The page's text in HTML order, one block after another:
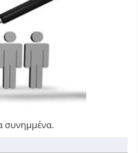
συνημμένα.